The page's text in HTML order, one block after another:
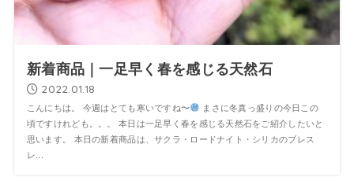
新着商品｜一足早く春を感じる天然石
2022.01.18
こんにちは。 今週はとても寒いですね〜
まさに冬真っ盛りの今日この
頃ですけれども。。。 本日は一足早く春を感じる天然石をご紹介したいと
思います。 本日の新着商品は、サクラ・ロードナイト・シリカのブレス
レ...